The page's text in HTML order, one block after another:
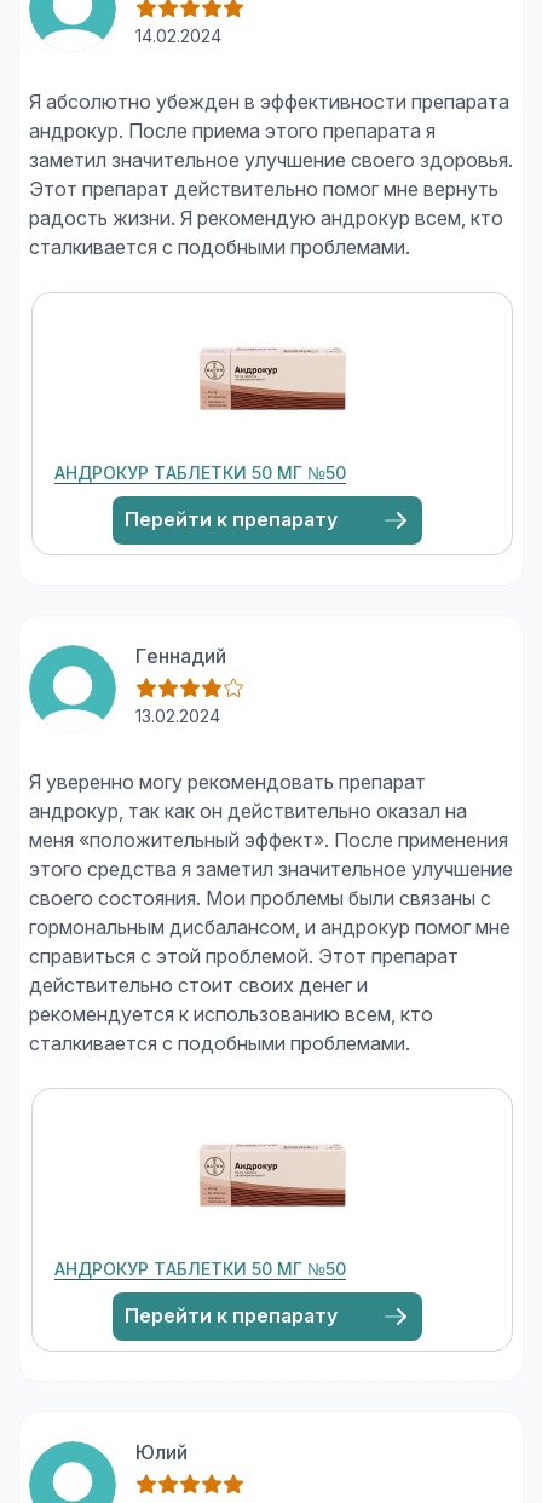
14.02.2024
Я абсолютно убежден в эффективности препарата
андрокур. После приема этого препарата я
заметил значительное улучшение своего здоровья.
Этот препарат действительно помог мне вернуть
радость жизни. Я рекомендую андрокур всем, кто
АНДРОКУР ТАБЛЕТКИ 50 МГ №50
Перейти к препарату
Геннадий
13.02.2024
Я уверенно могу рекомендовать препарат
андрокур, так как он действительно оказал на
меня «положительный эффект». После применения
этого средства я заметил значительное улучшение
своего состояния. Мои проблемы были связаны с
гормональным дисбалансом, и андрокур помог мне
справиться с этой проблемой. Этот препарат
действительно стоит своих денег и
рекомендуется к использованию всем, кто
АНДРОКУР ТАБЛЕТКИ 50 МГ №50
Перейти к препарату
Юлий